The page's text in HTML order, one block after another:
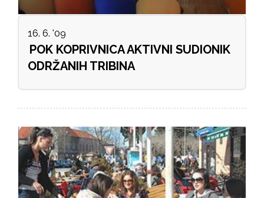
16. 6. '09
POK KOPRIVNICA AKTIVNI SUDIONIK
ODRŽANIH TRIBINA